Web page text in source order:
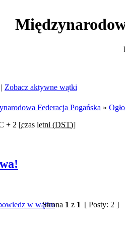
| Zobacz aktywne wątki
Federacja Pogańska »
+ 2 [czas letni (DST)]
Strona 1 z 1 [ Posty: 2 ]